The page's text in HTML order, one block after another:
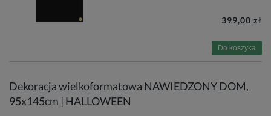
399,00 zł
Do koszyka
Dekoracja wielkoformatowa NAWIEDZONY DOM,
95x145cm | HALLOWEEN